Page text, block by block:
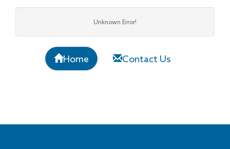
Unknown Error!
Home Contact Us